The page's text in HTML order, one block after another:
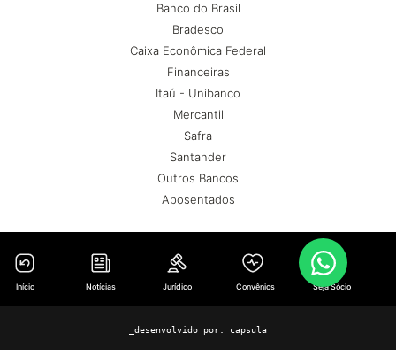
Banco do Brasil
Bradesco
Caixa Econômica Federal
Financeiras
Itaú - Unibanco
Mercantil
Safra
Santander
Outros Bancos
Aposentados
Início Notícias Jurídico Convênios Seja Sócio
_desenvolvido por: capsula